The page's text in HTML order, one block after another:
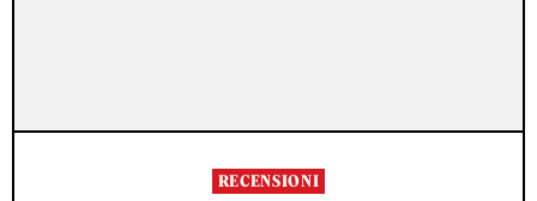
RECENSIONI